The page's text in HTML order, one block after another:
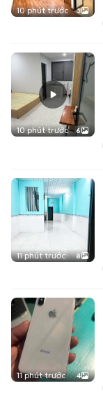
10 phút trước 3
10 phút trước 6
11 phút trước 8
11 phút trước 4